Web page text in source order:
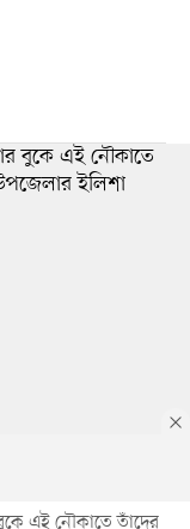
এই নৌকাতে তাঁদের